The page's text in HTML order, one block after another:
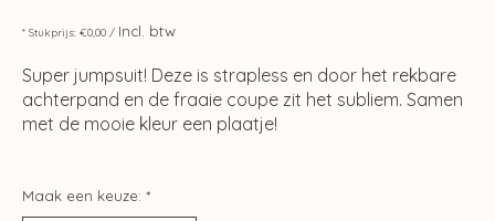
* Stukprijs: €0,00 / Incl. btw
Super jumpsuit! Deze is strapless en door het rekbare
achterpand en de fraaie coupe zit het subliem. Samen
met de mooie kleur een plaatje!
Maak een keuze: *